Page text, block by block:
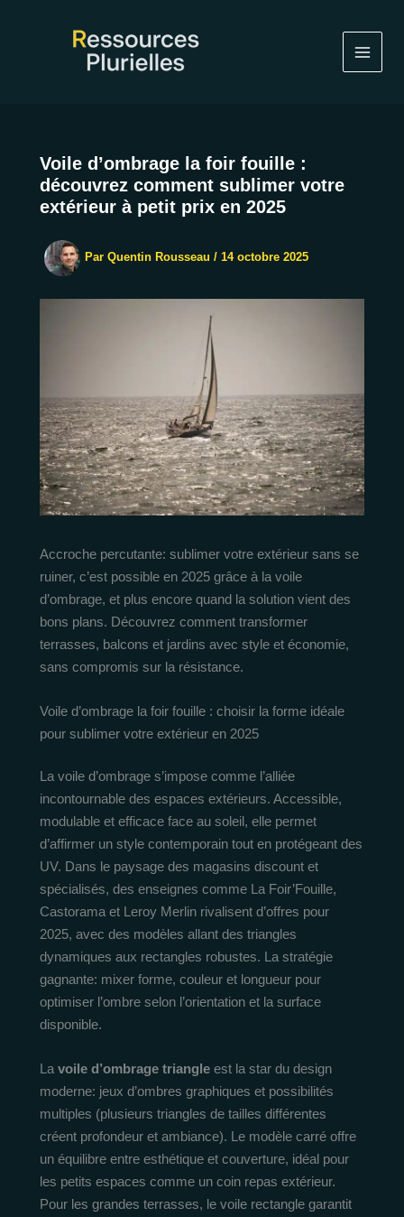
Voile d’ombrage la foir fouille :
découvrez comment sublimer votre
extérieur à petit prix en 2025
Par Quentin Rousseau / 14 octobre 2025
Accroche percutante: sublimer votre extérieur sans se
ruiner, c’est possible en 2025 grâce à la voile
d’ombrage, et plus encore quand la solution vient des
bons plans. Découvrez comment transformer
terrasses, balcons et jardins avec style et économie,
sans compromis sur la résistance.
Voile d’ombrage la foir fouille : choisir la forme idéale
pour sublimer votre extérieur en 2025
La voile d’ombrage s’impose comme l’alliée
incontournable des espaces extérieurs. Accessible,
modulable et efficace face au soleil, elle permet
d’affirmer un style contemporain tout en protégeant des
UV. Dans le paysage des magasins discount et
spécialisés, des enseignes comme La Foir’Fouille,
Castorama et Leroy Merlin rivalisent d’offres pour
2025, avec des modèles allant des triangles
dynamiques aux rectangles robustes. La stratégie
gagnante: mixer forme, couleur et longueur pour
optimiser l’ombre selon l’orientation et la surface
disponible.
Lavoile d’ombrage triangle est la star du design
moderne: jeux d’ombres graphiques et possibilités
multiples (plusieurs triangles de tailles différentes
créent profondeur et ambiance). Le modèle carré offre
un équilibre entre esthétique et couverture, idéal pour
les petits espaces comme un coin repas extérieur.
Pour les grandes terrasses, le voile rectangle garantit